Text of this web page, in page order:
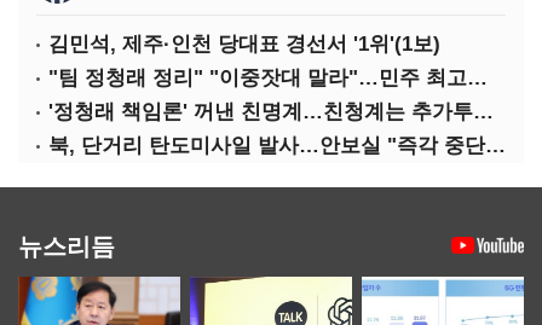
김민석, 제주·인천 당대표 경선서 '1위'(1보)
"팀 정청래 정리" "이중잣대 말라"…민주 최고위원 계파 다툼 격화
'정청래 책임론' 꺼낸 친명계…친청계는 추가투표 때리기
북, 단거리 탄도미사일 발사…안보실 "즉각 중단 촉구"
뉴스리듬